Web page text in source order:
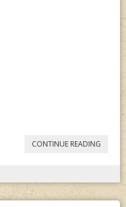
CONTINUE READING
JÄGER-
ICH